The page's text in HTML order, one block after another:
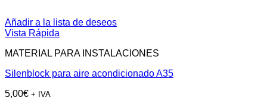
Añadir a la lista de deseos
Vista Rápida
MATERIAL PARA INSTALACIONES
Silenblock para aire acondicionado A35
5,00€ + IVA